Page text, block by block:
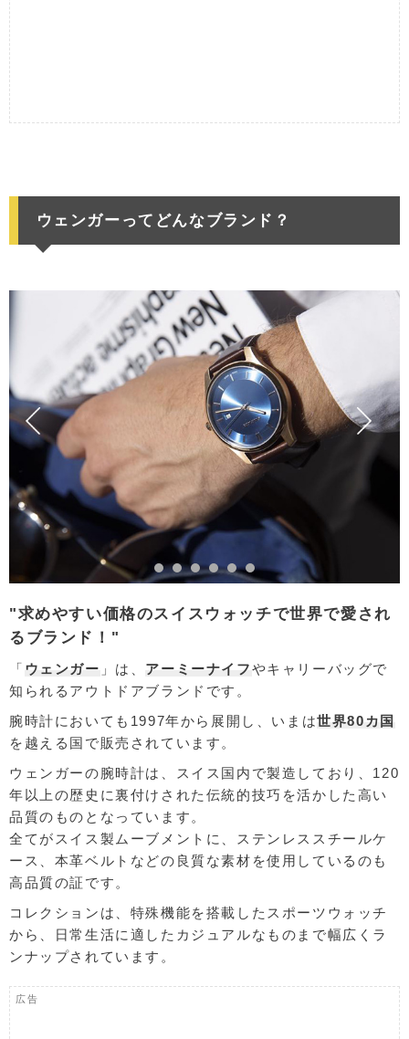
ウェンガーってどんなブランド？
"求めやすい価格のスイスウォッチで世界で愛され
るブランド！"
「 ウェンガー 」は、 アーミーナイフやキャリーバッグで
知られるアウトドアブランドです。
腕時計においても1997年から展開し、いまは世界80カ国
を越える国で販売されています。
ウェンガーの腕時計は、スイス国内で製造しており、120
年以上の歴史に裏付けされた伝統的技巧を活かした高い
品質のものとなっています。
全てがスイス製ムーブメントに、ステンレススチールケ
ース、本革ベルトなどの良質な素材を使用しているのも
高品質の証です。
コレクションは、特殊機能を搭載したスポーツウォッチ
から、日常生活に適したカジュアルなものまで幅広くラ
ンナップされています。
広告